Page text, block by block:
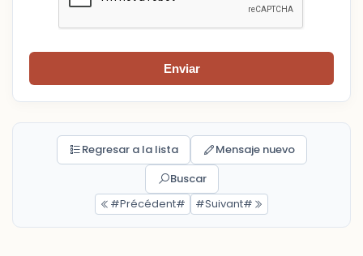
Enviar
Regresar a la lista
Mensaje nuevo
Buscar
#Précédent#
#Suivant#